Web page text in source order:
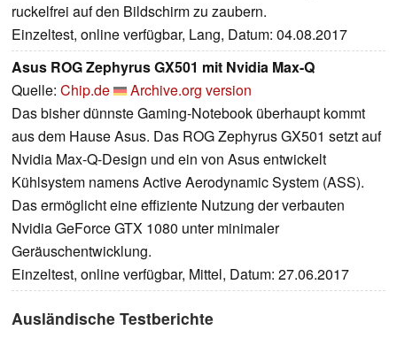
ruckelfrei auf den Bildschirm zu zaubern.
Einzeltest, online verfügbar, Lang, Datum: 04.08.2017
Asus ROG Zephyrus GX501 mit Nvidia Max-Q
Quelle: Chip.de
Archive.org version
Das bisher dünnste Gaming-Notebook überhaupt kommt
aus dem Hause Asus. Das ROG Zephyrus GX501 setzt auf
Nvidia Max-Q-Design und ein von Asus entwickelt
Kühlsystem namens Active Aerodynamic System (ASS).
Das ermöglicht eine effiziente Nutzung der verbauten
Nvidia GeForce GTX 1080 unter minimaler
Geräuschentwicklung.
Einzeltest, online verfügbar, Mittel, Datum: 27.06.2017
Ausländische Testberichte